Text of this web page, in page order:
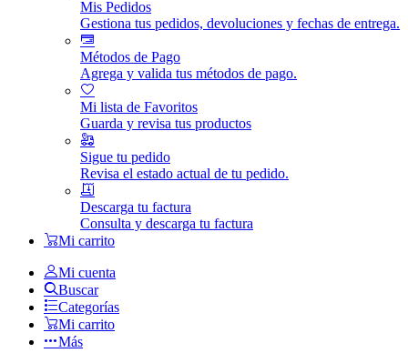
Mis Pedidos
Gestiona tus pedidos, devoluciones y fechas de entrega.
Métodos de Pago
Agrega y valida tus métodos de pago.
Mi lista de Favoritos
Guarda y revisa tus productos
Sigue tu pedido
Revisa el estado actual de tu pedido.
Descarga tu factura
Consulta y descarga tu factura
Mi carrito
Mi cuenta
Buscar
Categorías
Mi carrito
Más